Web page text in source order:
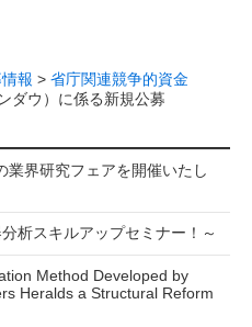
報 > 省庁関連競争的資金
ダウ）に係る新規公募
業界研究フェアを開催いたし
析スキルアップセミナー！～
Method Developed by
Heralds a Structural Reform